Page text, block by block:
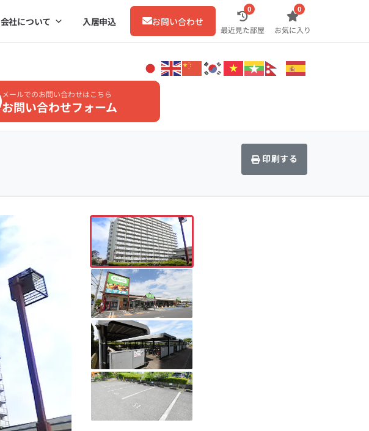
メールでのお問い合わせはこちら
お問い合わせフォーム
会社について 入居申込 お問い合わせ
0
最近見た部屋
0
お気に入り
印刷する